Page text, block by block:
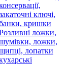
ключі,
кришки
ложки,
ложки,
лопатки